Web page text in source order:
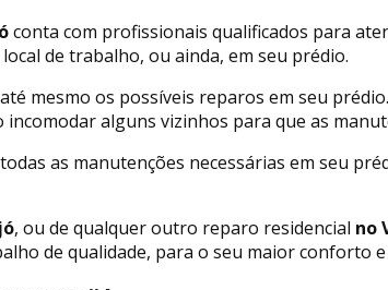
conta com profissionais qualificados para
de trabalho, ou ainda, em seu prédio.
até mesmo os possíveis reparos em seu
alguns vizinhos para que as
as manutenções necessárias em seu
, ou de qualquer outro reparo residencial no
de qualidade, para o seu maior conforto